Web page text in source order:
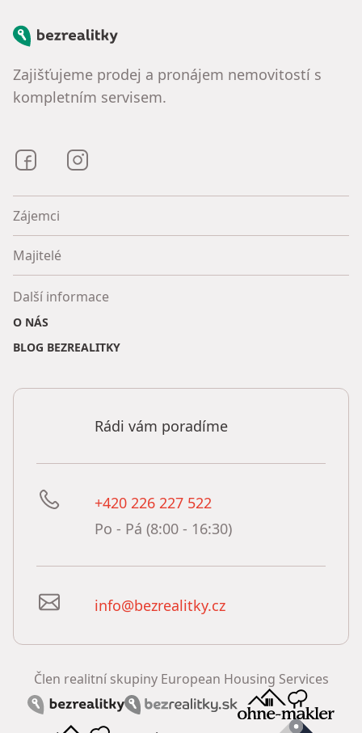
Bezrealitky
Zajišťujeme prodej a pronájem nemovitostí s
kompletním servisem.
Bezrealitky na Facebooku
Zájemci
Majitelé
Další informace
O NÁS
BLOG BEZREALITKY
Rádi vám poradíme
+420 226 227 522
Po - Pá (8:00 - 16:30)
info@bezrealitky.cz
Člen realitní skupiny European Housing Services